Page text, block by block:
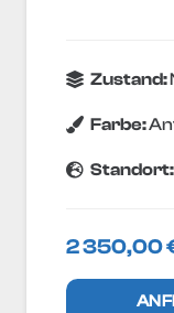
Zustand:
Farbe:
2 350,00